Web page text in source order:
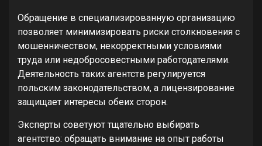
Обращение в специализированную организацию
позволяет минимизировать риски столкновения с
мошенничеством, некорректными условиями
труда или недобросовестными работодателями.
Деятельность таких агентств регулируется
польским законодательством, а лицензирование
защищает интересы обеих сторон.
Эксперты советуют тщательно выбирать
агентство: обращать внимание на опыт работы